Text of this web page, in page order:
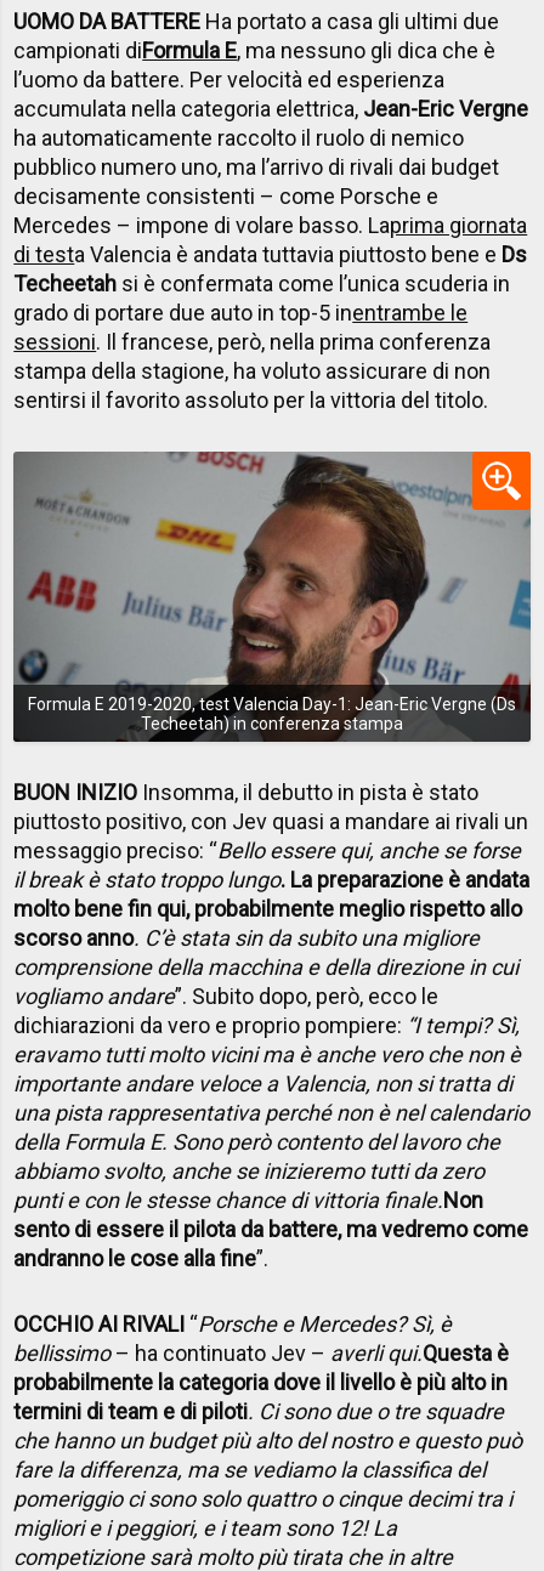
UOMO DA BATTERE Ha portato a casa gli ultimi due
campionati diFormula E, ma nessuno gli dica che è
l’uomo da battere. Per velocità ed esperienza
accumulata nella categoria elettrica, Jean-Eric Vergne
ha automaticamente raccolto il ruolo di nemico
pubblico numero uno, ma l’arrivo di rivali dai budget
decisamente consistenti – come Porsche e
Mercedes – impone di volare basso. Laprima giornata
di testa Valencia è andata tuttavia piuttosto bene e Ds
Techeetah si è confermata come l’unica scuderia in
grado di portare due auto in top-5 inentrambe le
sessioni. Il francese, però, nella prima conferenza
stampa della stagione, ha voluto assicurare di non
sentirsi il favorito assoluto per la vittoria del titolo.
Formula E 2019-2020, test Valencia Day-1: Jean-Eric Vergne (Ds
Techeetah) in conferenza stampa
BUON INIZIO Insomma, il debutto in pista è stato
piuttosto positivo, con Jev quasi a mandare ai rivali un
messaggio preciso: “Bello essere qui, anche se forse
il break è stato troppo lungo. La preparazione è andata
molto bene fin qui, probabilmente meglio rispetto allo
scorso anno. C’è stata sin da subito una migliore
comprensione della macchina e della direzione in cui
vogliamo andare”. Subito dopo, però, ecco le
dichiarazioni da vero e proprio pompiere: “I tempi? Sì,
eravamo tutti molto vicini ma è anche vero che non è
importante andare veloce a Valencia, non si tratta di
una pista rappresentativa perché non è nel calendario
della Formula E. Sono però contento del lavoro che
abbiamo svolto, anche se inizieremo tutti da zero
punti e con le stesse chance di vittoria finale.Non
sento di essere il pilota da battere, ma vedremo come
andranno le cose alla fine”.
OCCHIO AI RIVALI “Porsche e Mercedes? Sì, è
bellissimo– ha continuato Jev – averli qui.Questa è
probabilmente la categoria dove il livello è più alto in
termini di team e di piloti. Ci sono due o tre squadre
che hanno un budget più alto del nostro e questo può
fare la differenza, ma se vediamo la classifica del
pomeriggio ci sono solo quattro o cinque decimi tra i
migliori e i peggiori, e i team sono 12! La
competizione sarà molto più tirata che in altre